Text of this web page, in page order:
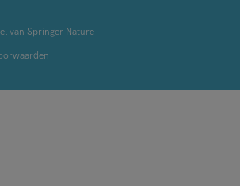
van Springer Nature